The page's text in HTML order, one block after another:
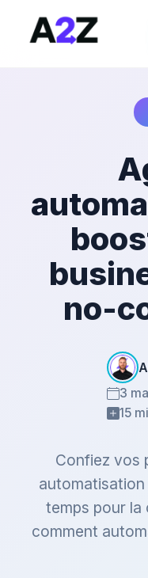
no-
3
15
Confiez vos
temps pour la
comment